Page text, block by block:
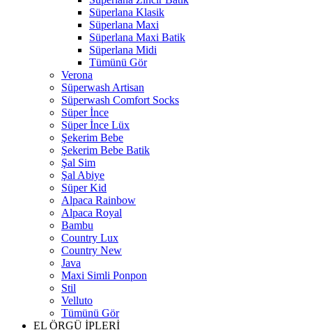
Süperlana Klasik
Süperlana Maxi
Süperlana Maxi Batik
Süperlana Midi
Tümünü Gör
Verona
Süperwash Artisan
Süperwash Comfort Socks
Süper İnce
Süper İnce Lüx
Şekerim Bebe
Şekerim Bebe Batik
Şal Sim
Şal Abiye
Süper Kid
Alpaca Rainbow
Alpaca Royal
Bambu
Country Lux
Country New
Java
Maxi Simli Ponpon
Stil
Velluto
Tümünü Gör
EL ÖRGÜ İPLERİ